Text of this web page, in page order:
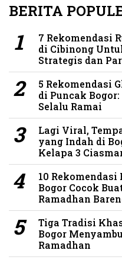
BERITA
7 Rekomendasi
di Cibinong
Strategis dan
5 Rekomendasi
di Puncak
Selalu Ramai
Lagi Viral,
yang Indah di
Kelapa 3
10
Bogor Cocok
Ramadhan
Tiga Tradisi
Bogor
Ramadhan